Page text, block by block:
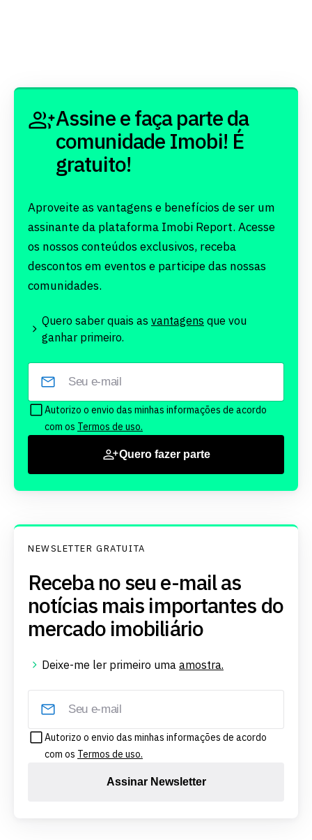
Assine e faça parte da
comunidade Imobi! É
gratuito!
Aproveite as vantagens e benefícios de ser um
assinante da plataforma Imobi Report. Acesse
os nossos conteúdos exclusivos, receba
descontos em eventos e participe das nossas
comunidades.
Quero saber quais as vantagens que vou
ganhar primeiro.
Autorizo o envio das minhas informações de acordo
com os Termos de uso.
Quero fazer parte
NEWSLETTER GRATUITA
Receba no seu e-mail as
notícias mais importantes do
mercado imobiliário
Deixe-me ler primeiro uma amostra.
Autorizo o envio das minhas informações de acordo
com os Termos de uso.
Assinar Newsletter